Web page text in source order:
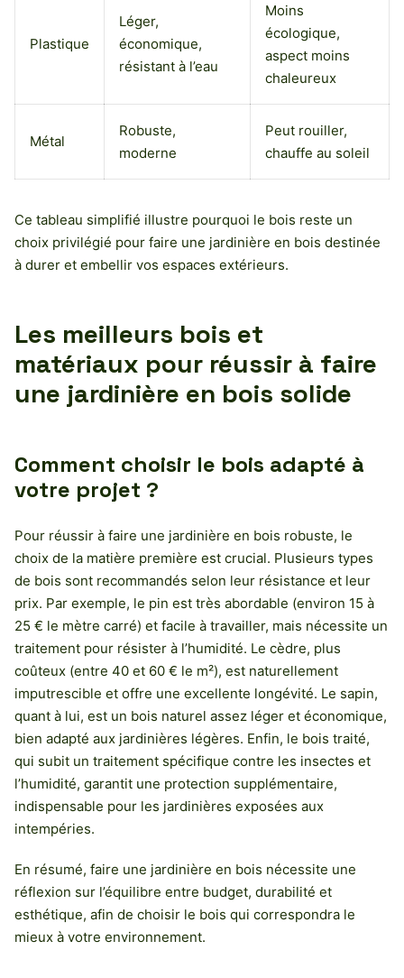
Plastique
Léger,
économique,
résistant à l’eau
Moins
écologique,
aspect moins
chaleureux
Métal
Robuste,
moderne
Peut rouiller,
chauffe au soleil
Ce tableau simplifié illustre pourquoi le bois reste un
choix privilégié pour faire une jardinière en bois destinée
à durer et embellir vos espaces extérieurs.
Les meilleurs bois et
matériaux pour réussir à faire
une jardinière en bois solide
Comment choisir le bois adapté à
votre projet ?
Pour réussir à faire une jardinière en bois robuste, le
choix de la matière première est crucial. Plusieurs types
de bois sont recommandés selon leur résistance et leur
prix. Par exemple, le pin est très abordable (environ 15 à
25 € le mètre carré) et facile à travailler, mais nécessite un
traitement pour résister à l’humidité. Le cèdre, plus
coûteux (entre 40 et 60 € le m²), est naturellement
imputrescible et offre une excellente longévité. Le sapin,
quant à lui, est un bois naturel assez léger et économique,
bien adapté aux jardinières légères. Enfin, le bois traité,
qui subit un traitement spécifique contre les insectes et
l’humidité, garantit une protection supplémentaire,
indispensable pour les jardinières exposées aux
intempéries.
En résumé, faire une jardinière en bois nécessite une
réflexion sur l’équilibre entre budget, durabilité et
esthétique, afin de choisir le bois qui correspondra le
mieux à votre environnement.